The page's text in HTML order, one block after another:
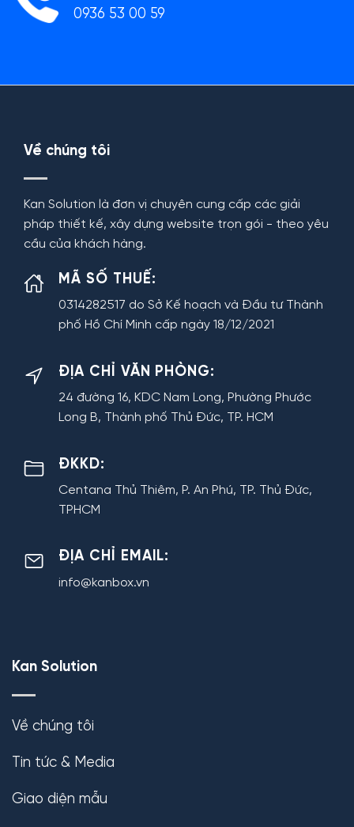
0936 53 00 59
Về chúng tôi
Kan Solution là đơn vị chuyên cung cấp các giải
pháp thiết kế, xây dựng website trọn gói - theo yêu
cầu của khách hàng.
MÃ SỐ THUẾ:
0314282517 do Sở Kế hoạch và Đầu tư Thành
phố Hồ Chí Minh cấp ngày 18/12/2021
ĐỊA CHỈ VĂN PHÒNG:
24 đường 16, KDC Nam Long, Phường Phước
Long B, Thành phố Thủ Đức, TP. HCM
ĐKKD:
Centana Thủ Thiêm, P. An Phú, TP. Thủ Đức,
TPHCM
ĐỊA CHỈ EMAIL:
info@kanbox.vn
Kan Solution
Về chúng tôi
Tin tức & Media
Giao diện mẫu